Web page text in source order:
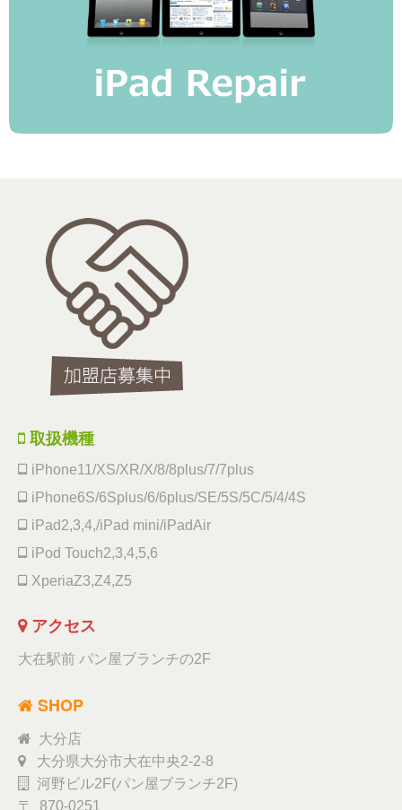
取扱機種
iPhone11/XS/XR/X/8/8plus/7/7plus
iPhone6S/6Splus/6/6plus/SE/5S/5C/5/4/4S
iPad2,3,4,/iPad mini/iPadAir
iPod Touch2,3,4,5,6
XperiaZ3,Z4,Z5
アクセス
大在駅前 パン屋ブランチの2F
SHOP
大分店
大分県大分市大在中央2-2-8
河野ビル2F(パン屋ブランチ2F)
〒 870-0251